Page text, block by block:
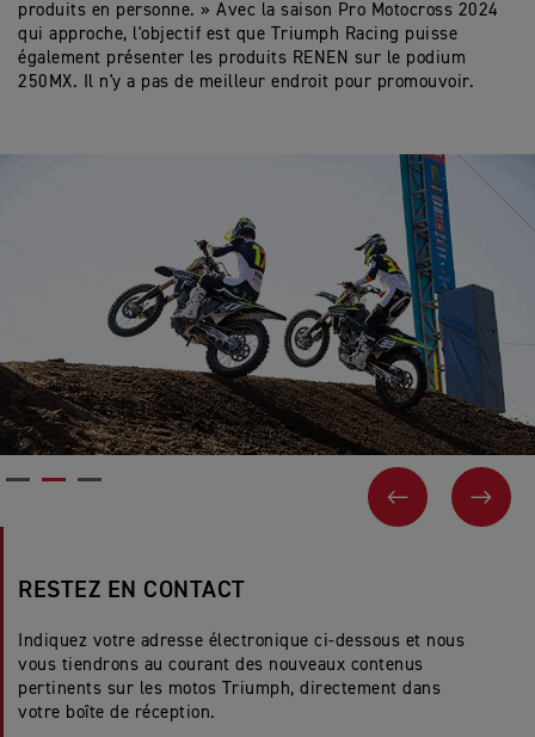
produits en personne. » Avec la saison Pro Motocross 2024
qui approche, l'objectif est que Triumph Racing puisse
également présenter les produits RENEN sur le podium
250MX. Il n'y a pas de meilleur endroit pour promouvoir.
PAGE
RESTEZ EN CONTACT
Indiquez votre adresse électronique ci-dessous et nous
vous tiendrons au courant des nouveaux contenus
pertinents sur les motos Triumph, directement dans
votre boîte de réception.